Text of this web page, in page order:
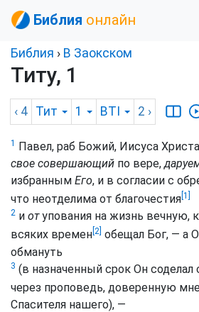
Библия онлайн
Библия › В Заокском
Титу, 1
‹ 4 Тит 1 BTI 2 ›
1 Павел, раб Божий, Иисуса
свое совершающий по вере,
избранным Его, и в согласии с
что неотделима от благочестия [1]
2 и отупования на жизнь вечную,
всяких времен [2] обещал Бог, — а
обмануть
3 (в назначенный срок Он
через проповедь, доверенную
Спасителя нашего), —